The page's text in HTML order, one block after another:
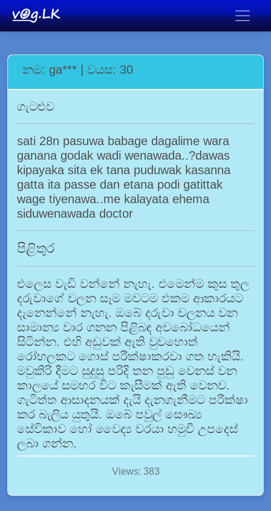
නම: ga*** | වයස: 30
ගැටළුව
sati 28n pasuwa babage dagalime wara
ganana godak wadi wenawada..?dawas
kipayaka sita ek tana puduwak kasanna
gatta ita passe dan etana podi gatittak
wage tiyenawa..me kalayata ehema
siduwenawada doctor
පිළිතුර
එලෙස වැඩි වන්නේ නැහැ. එමෙන්ම කුස තුල
දරුවාගේ චලන සෑම මවටම එකම ආකාරයට
දැනෙන්නේ නැහැ. ඔබේ දරුවා චලනය වන
සාමාන්‍ය වාර ගනන පිළිබඳ අවබෝධයෙන්
සිටින්න. එහි අඩුවක් ඇති වුවහොත්
රෝහලකට ගොස් පරීක්ෂාකරවා ගත හැකියි.
මවුකිරි දීමට සුදුසු පරිදි තන පුඩු වෙනස් වන
කාලයේ සමහර විට කැසීමක් ඇති වෙනව.
ගැටිත්ත ආසාදනයක් දැයි දැනගැනීමට පරීක්ෂා
කර බැලිය යුතුයි. ඔබේ පවුල් සෞඛ්‍ය
සේවිකාව හෝ වෛද්‍ය වරයා හමුවී උපදෙස්
ලබා ගන්න.
Views: 383